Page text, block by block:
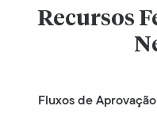
Recursos
Fluxos de Aprovação